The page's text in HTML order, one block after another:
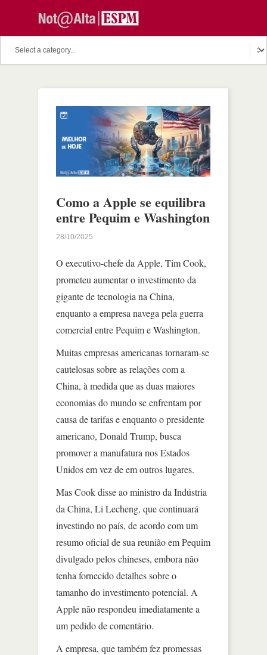
Como a Apple se equilibra
entre Pequim e Washington
28/10/2025
O executivo-chefe da Apple, Tim Cook,
prometeu aumentar o investimento da
gigante de tecnologia na China,
enquanto a empresa navega pela guerra
comercial entre Pequim e Washington.
Muitas empresas americanas tornaram-se
cautelosas sobre as relações com a
China, à medida que as duas maiores
economias do mundo se enfrentam por
causa de tarifas e enquanto o presidente
americano, Donald Trump, busca
promover a manufatura nos Estados
Unidos em vez de em outros lugares.
Mas Cook disse ao ministro da Indústria
da China, Li Lecheng, que continuará
investindo no país, de acordo com um
resumo oficial de sua reunião em Pequim
divulgado pelos chineses, embora não
tenha fornecido detalhes sobre o
tamanho do investimento potencial. A
Apple não respondeu imediatamente a
um pedido de comentário.
A empresa, que também fez promessas